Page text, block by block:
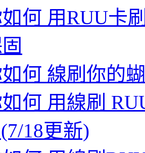
何 用RUU卡
何 線刷你的
何 用線刷
18更新)